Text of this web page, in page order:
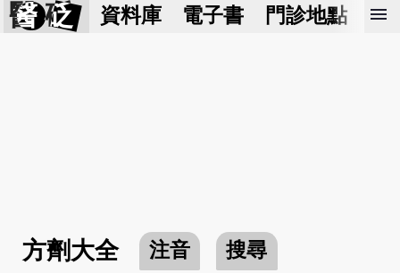
醫 砭 資料庫 電子書 門診地點 預
menu
方劑大全 注音 搜尋